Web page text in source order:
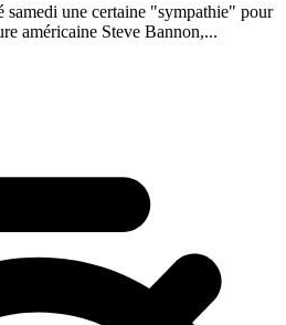
samedi une certaine "sympathie" pour
américaine Steve Bannon,...